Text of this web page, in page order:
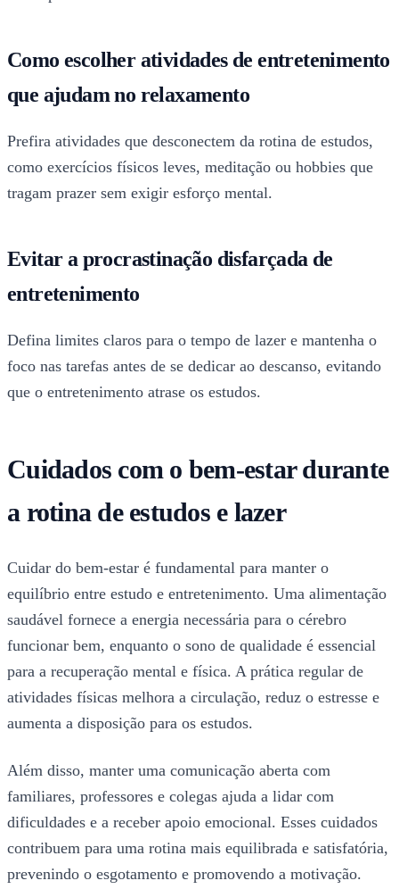
Como escolher atividades de entretenimento
que ajudam no relaxamento
Prefira atividades que desconectem da rotina de estudos,
como exercícios físicos leves, meditação ou hobbies que
tragam prazer sem exigir esforço mental.
Evitar a procrastinação disfarçada de
entretenimento
Defina limites claros para o tempo de lazer e mantenha o
foco nas tarefas antes de se dedicar ao descanso, evitando
que o entretenimento atrase os estudos.
Cuidados com o bem-estar durante
a rotina de estudos e lazer
Cuidar do bem-estar é fundamental para manter o
equilíbrio entre estudo e entretenimento. Uma alimentação
saudável fornece a energia necessária para o cérebro
funcionar bem, enquanto o sono de qualidade é essencial
para a recuperação mental e física. A prática regular de
atividades físicas melhora a circulação, reduz o estresse e
aumenta a disposição para os estudos.
Além disso, manter uma comunicação aberta com
familiares, professores e colegas ajuda a lidar com
dificuldades e a receber apoio emocional. Esses cuidados
contribuem para uma rotina mais equilibrada e satisfatória,
prevenindo o esgotamento e promovendo a motivação.